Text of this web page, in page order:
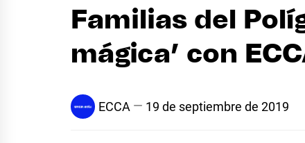
Familias del
mágica’ con
ECCA 19 de septiembre de 2019